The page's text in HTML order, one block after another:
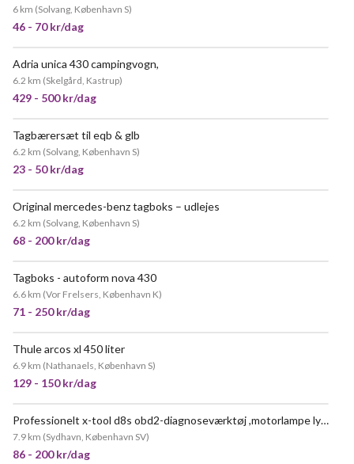
6 km (Solvang, København S)
46 - 70 kr/dag
Adria unica 430 campingvogn,
6.2 km (Skelgård, Kastrup)
429 - 500 kr/dag
Tagbærersæt til eqb & glb
6.2 km (Solvang, København S)
23 - 50 kr/dag
Original mercedes-benz tagboks – udlejes
6.2 km (Solvang, København S)
68 - 200 kr/dag
Tagboks - autoform nova 430
6.6 km (Vor Frelsers, København K)
71 - 250 kr/dag
Thule arcos xl 450 liter
6.9 km (Nathanaels, København S)
129 - 150 kr/dag
POPULÆR Professionelt x-tool d8s obd2-diagnoseværktøj ,motorlampe lyser
7.9 km (Sydhavn, København SV)
86 - 200 kr/dag